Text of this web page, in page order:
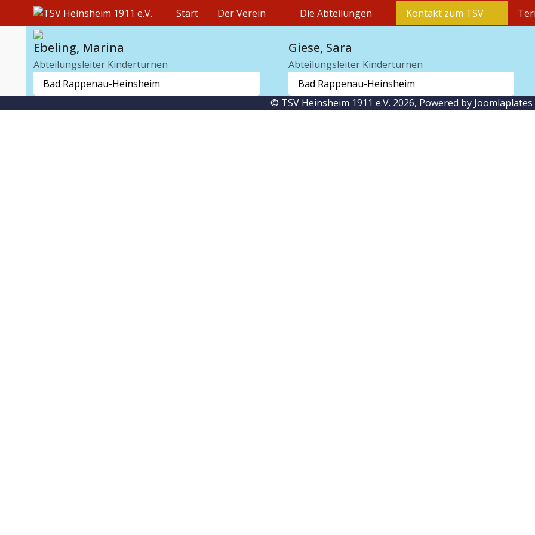
Start Der Verein Die Abteilungen Kontakt zum TSV
Ebeling, Marina
Abteilungsleiter Kinderturnen
Bad Rappenau-Heinsheim
Giese, Sara
Abteilungsleiter Kinderturnen
Bad Rappenau-Heinsheim
© TSV Heinsheim 1911 e.V. 2026, Powered by Joomlaplates